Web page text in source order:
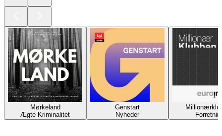
Mørkeland
Ægte Kriminalitet
Genstart
Nyheder